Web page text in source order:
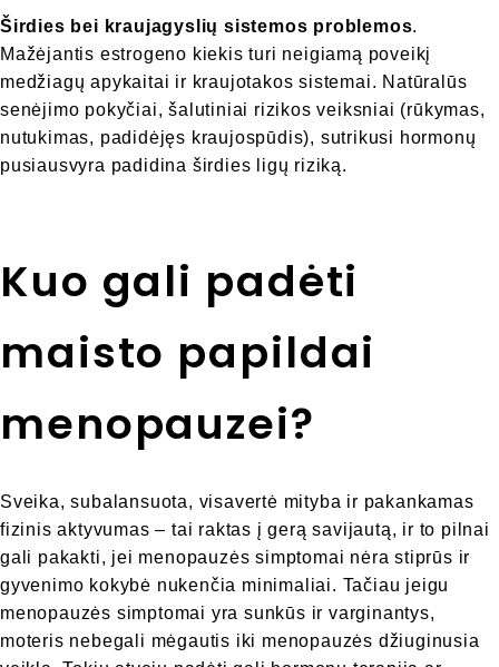
Širdies bei kraujagyslių sistemos problemos.
Mažėjantis estrogeno kiekis turi neigiamą poveikį
medžiagų apykaitai ir kraujotakos sistemai. Natūralūs
senėjimo pokyčiai, šalutiniai rizikos veiksniai (rūkymas,
nutukimas, padidėjęs kraujospūdis), sutrikusi hormonų
pusiausvyra padidina širdies ligų riziką.
Kuo gali padėti
maisto papildai
menopauzei?
Sveika, subalansuota, visavertė mityba ir pakankamas
fizinis aktyvumas – tai raktas į gerą savijautą, ir to pilnai
gali pakakti, jei menopauzės simptomai nėra stiprūs ir
gyvenimo kokybė nukenčia minimaliai. Tačiau jeigu
menopauzės simptomai yra sunkūs ir varginantys,
moteris nebegali mėgautis iki menopauzės džiuginusia